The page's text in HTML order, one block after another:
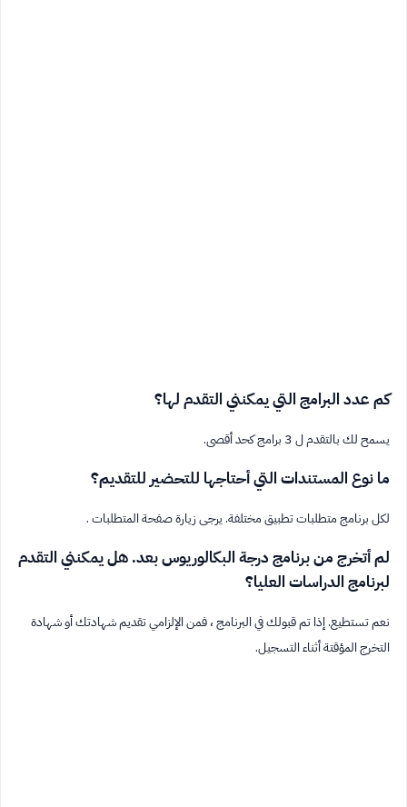
كم عدد البرامج التي يمكنني التقدم لها؟
يسمح لك بالتقدم ل 3 برامج كحد أقصى.
ما نوع المستندات التي أحتاجها للتحضير للتقديم؟
لكل برنامج متطلبات تطبيق مختلفة. يرجى زيارة صفحة المتطلبات .
لم أتخرج من برنامج درجة البكالوريوس بعد. هل يمكنني التقدم
لبرنامج الدراسات العليا؟
نعم تستطيع. إذا تم قبولك في البرنامج ، فمن الإلزامي تقديم شهادتك أو شهادة
التخرج المؤقتة أثناء التسجيل.